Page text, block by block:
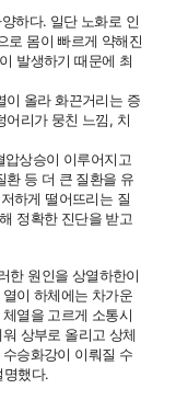
하다. 일단 노화로 인
로 몸이 빠르게 약해진
발생하기 때문에 최
이 올라 화끈거리는 증
어리가 뭉친 느낌, 치
상승이 이루어지고
환 등 더 큰 질환을 유
하게 떨어뜨리는 질
정확한 진단을 받고
한 원인을 상열하한이
이 하체에는 차가운
열을 고르게 소통시
상부로 올리고 상체
승화강이 이뤄질 수
명했다.